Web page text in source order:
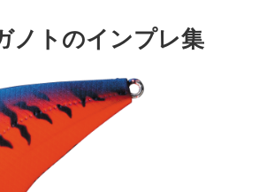
ノトのインプレ集